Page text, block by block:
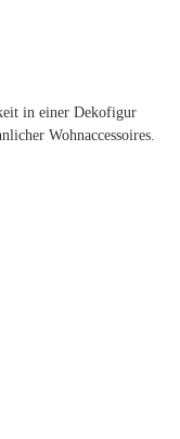
in einer Dekofigur
Wohnaccessoires.